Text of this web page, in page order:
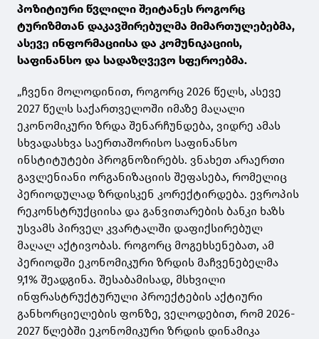
პოზიტიური წვლილი შეიტანეს როგორც
ტურიზმთან დაკავშირებულმა მიმართულებებმა,
ასევე ინფორმაციისა და კომუნიკაციის,
საფინანსო და სადაზღვევო სფეროებმა.
„ჩვენი მოლოდინით, როგორც 2026 წელს, ასევე
2027 წელს საქართველოში იმაზე მაღალი
ეკონომიკური ზრდა შენარჩუნდება, ვიდრე ამას
სხვადასხვა საერთაშორისო საფინანსო
ინსტიტუტები პროგნოზირებს. ვნახეთ არაერთი
გავლენიანი ორგანიზაციის შეფასება, რომელიც
პერიოდულად ზრდისკენ კორექტირდება. ევროპის
რეკონსტრუქციისა და განვითარების ბანკი ხაზს
უსვამს პირველ კვარტალში დაფიქსირებულ
მაღალ აქტივობას. როგორც მოგეხსენებათ, ამ
პერიოდში ეკონომიკური ზრდის მაჩვენებელმა
9,1% შეადგინა. შესაბამისად, მსხვილი
ინფრასტრუქტურული პროექტების აქტიური
განხორციელების ფონზე, ველოდებით, რომ 2026-
2027 წლებში ეკონომიკური ზრდის დინამიკა